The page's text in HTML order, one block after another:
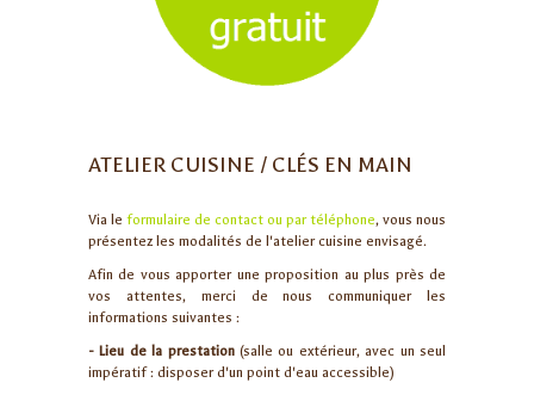
ATELIER CUISINE / CLÉS EN MAIN
Via le formulaire de contact ou par téléphone, vous nous
présentez les modalités de l'atelier cuisine envisagé.
Afin de vous apporter une proposition au plus près de
vos attentes, merci de nous communiquer les
informations suivantes :
- Lieu de la prestation(salle ou extérieur, avec un seul
impératif : disposer d'un point d'eau accessible)